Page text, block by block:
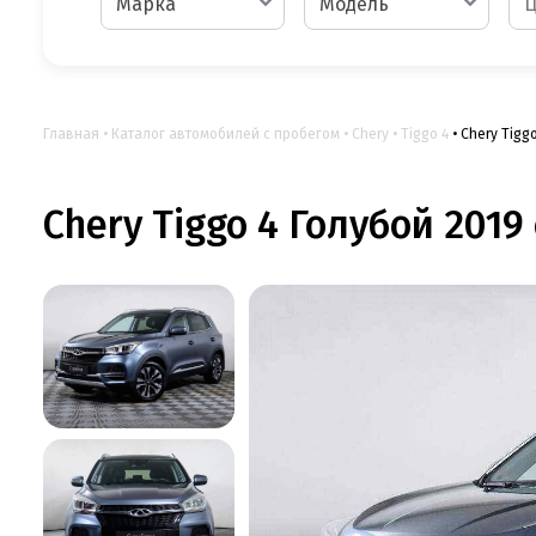
Марка Модель
Главная Каталог автомобилей с пробегом Chery Tiggo 4 Chery
Chery Tiggo 4 Голубой